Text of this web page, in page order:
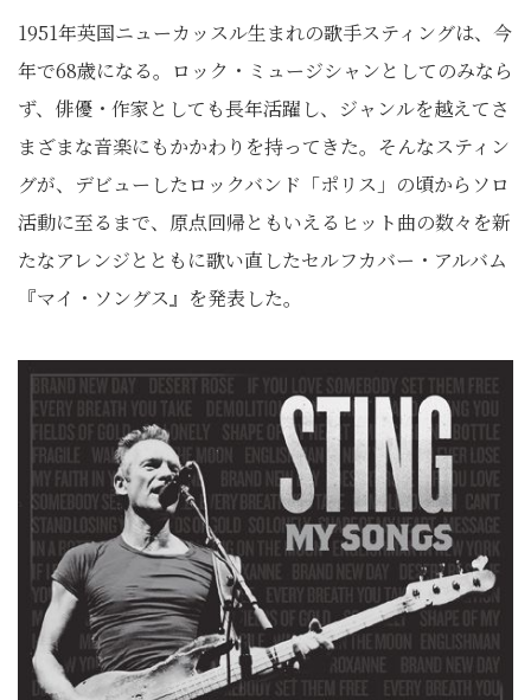
1951年英国ニューカッスル生まれの歌手スティングは、今
年で68歳になる。ロック・ミュージシャンとしてのみなら
ず、俳優・作家としても長年活躍し、ジャンルを越えてさ
まざまな音楽にもかかわりを持ってきた。そんなスティン
グが、デビューしたロックバンド「ポリス」の頃からソロ
活動に至るまで、原点回帰ともいえるヒット曲の数々を新
たなアレンジとともに歌い直したセルフカバー・アルバム
『マイ・ソングス』を発表した。